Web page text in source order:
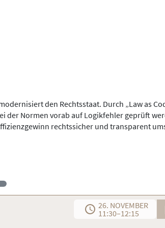
den Rechtsstaat. Durch „Law as
der Normen vorab auf Logikfehler geprüft
rechtssicher und transparent
26. NOVEMBER
11:30–12:15